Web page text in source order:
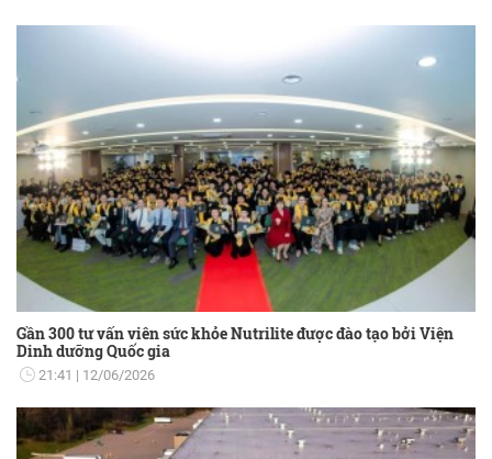
Gần 300 tư vấn viên sức khỏe Nutrilite được đào tạo bởi Viện
Dinh dưỡng Quốc gia
21:41 12/06/2026